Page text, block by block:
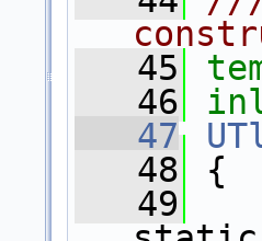
   45
   46
   47
   48
{
   49